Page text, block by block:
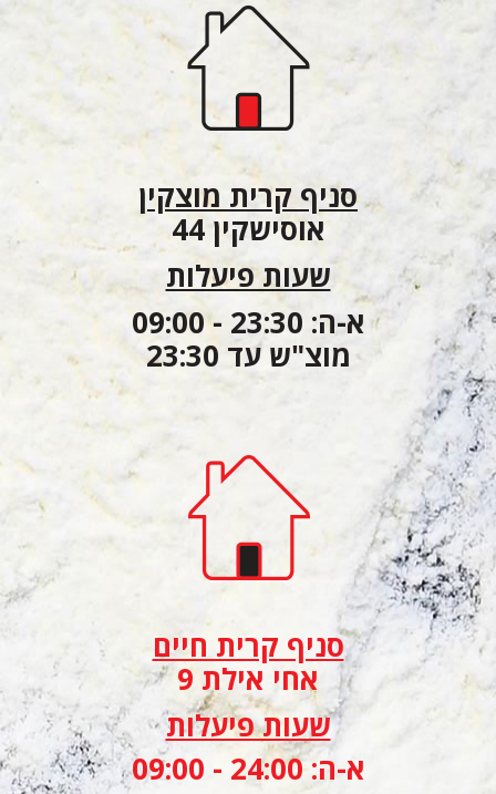
סניף קרית מוצקין
אוסישקין 44
שעות פיעלות
א-ה: 23:30 - 09:00
מוצ"ש עד 23:30
סניף קרית חיים
אחי אילת 9
שעות פיעלות
א-ה: 24:00 - 09:00